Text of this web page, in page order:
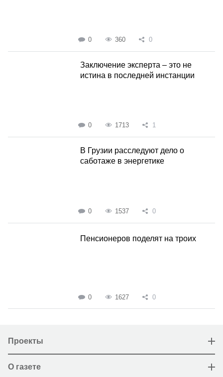
0 360 0
Заключение эксперта – это не
истина в последней инстанции
0 1713 1
В Грузии расследуют дело о
саботаже в энергетике
0 1537 0
Пенсионеров поделят на троих
0 1627 0
Проекты
О газете